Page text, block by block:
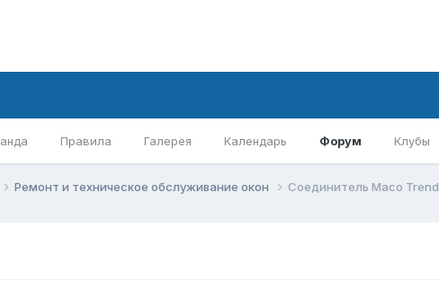
Правила Галерея Календарь Форум Клубы
Ремонт и техническое обслуживание окон Соединитель Maco Trend